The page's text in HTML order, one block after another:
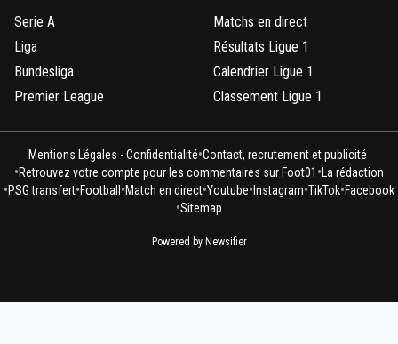
Serie A
Liga
Bundesliga
Premier League
Matchs en direct
Résultats Ligue 1
Calendrier Ligue 1
Classement Ligue 1
Mentions Légales - Confidentialité•Contact, recrutement et publicité
•Retrouvez votre compte pour les commentaires sur Foot01 • La rédaction
•PSG transfert•Football •Match en direct•Youtube• Instagram•TikTok•Facebook
•Sitemap
Powered by Newsifier